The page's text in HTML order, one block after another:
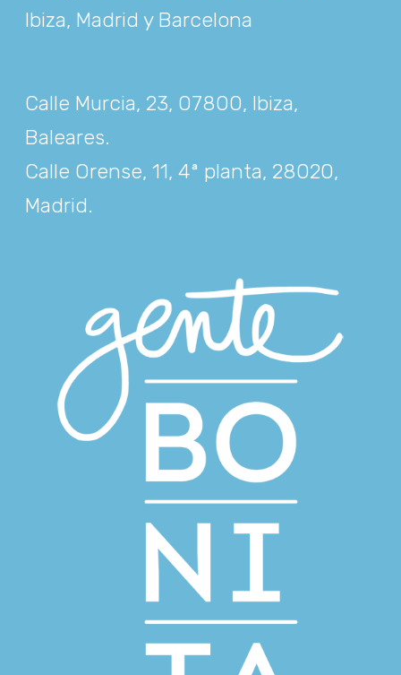
Ibiza, Madrid y Barcelona
Calle Murcia, 23, 07800, Ibiza,
Baleares.
Calle Orense, 11, 4ª planta, 28020,
Madrid.